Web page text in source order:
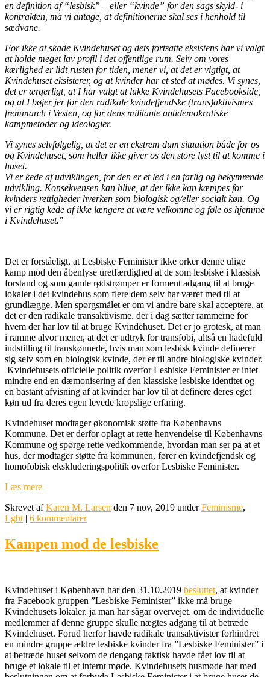
en definition af “lesbisk” – eller “kvinde” for den sags skyld- i
kontrakten, må vi antage, at definitionerne skal ses i henhold til
sædvane.
For ikke at skade Kvindehuset og dets fortsatte eksistens har vi valgt
at holde meget lav profil i det offentlige rum. Selv om vores
kærlighed er lidt rusten for tiden, mener vi, at det er vigtigt, at
Kvindehuset eksisterer, og at kvinder har et sted at mødes. Vi synes,
det er ærgerligt, at I har valgt at lukke Kvindehusets Facebookside,
og at I bøjer jer for den radikale kvindefjendske (trans)aktivismes
fremmarch i Vesten, og for dens militante antidemokratiske
kampmetoder og ideologier.
Vi synes selvfølgelig, at det er en ekstrem dum situation både for os
og Kvindehuset, som heller ikke giver os den store lyst til at komme i
huset.
Vi er kede af udviklingen, for den er et led i en farlig og bekymrende
udvikling. Konsekvensen kan blive, at der ikke kan kæmpes for
kvinders rettigheder hverken som biologisk og/eller socialt køn. Og
vi er rigtig kede af ikke længere at være velkomne og føle os hjemme
i Kvindehuset.”
Det er forståeligt, at Lesbiske Feminister ikke orker denne ulige
kamp mod den åbenlyse uretfærdighed at de som lesbiske i klassisk
forstand og som gamle rødstrømper er forment adgang til at bruge
lokaler i det kvindehus som flere dem selv har været med til at
grundlægge. Men spørgsmålet er om vi andre bare skal acceptere, at
det er den radikale transaktivisme, der i dag sætter rammerne for
hvem der har lov til at bruge Kvindehuset. Det er jo grotesk, at man
i ramme alvor mener, at det er udtryk for transfobi, altså en hadefuld
indstilling til transkønnede, hvis man som lesbisk kvinde definerer
sig selv som en biologisk kvinde, der er til andre biologiske kvinder.
Kvindehusets officielle politik overfor Lesbiske Feminister er intet
mindre end en dæmonisering af den klassiske lesbiske identitet og
en bastant afvisning af at kvinder har lov til at definere deres eget
køn ud fra deres egen levede kropslige erfaring.
Kvindehuset modtager økonomisk støtte fra Københavns
Kommune. Det er derfor oplagt at rette henvendelse til Københavns
Kommune og spørge rette vedkommende, hvordan man ser på at et
hus, der modtager støtte fra kommunen, fører en kvindefjendsk og
homofobisk ekskluderingspolitik overfor Lesbiske Feminister.
Læs mere
Skrevet afKaren M. Larsen den 7 nov, 2019 underFeminisme,
Lgbt | 6 kommentarer
Kampen mod de lesbiske
Kvindehuset i København har den 31.10.2019 besluttet, at kvinder
fra Facebook gruppen ”Lesbiske Feminister” ikke må bruge
Kvindehusets lokaler, ja man har sågar overvejet, om de individuelle
medlemmer af denne gruppe skulle nægtes adgang til at betræde
Kvindehuset. Forud herfor havde radikale transaktivister forhindret
en mindre gruppe ældre lesbiske kvinder fra ”Lesbiske Feminister” i
at betræde huset selvom de dengang faktisk havde fået lov til at
bruge et lokale til et internt møde. Kvindehusets husmøde har med